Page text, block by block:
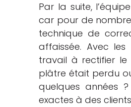
Par la suite,
car pour de
technique de
affaissée. Avec
travail à rectifier le
plâtre était perdu
quelques années
exactes à des